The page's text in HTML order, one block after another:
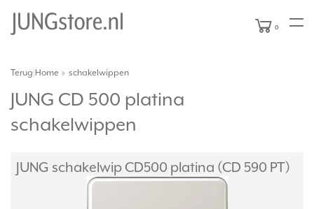
0
Terug Home schakelwippen
JUNG CD 500 platina
schakelwippen
JUNG schakelwip CD500 platina (CD 590 PT)